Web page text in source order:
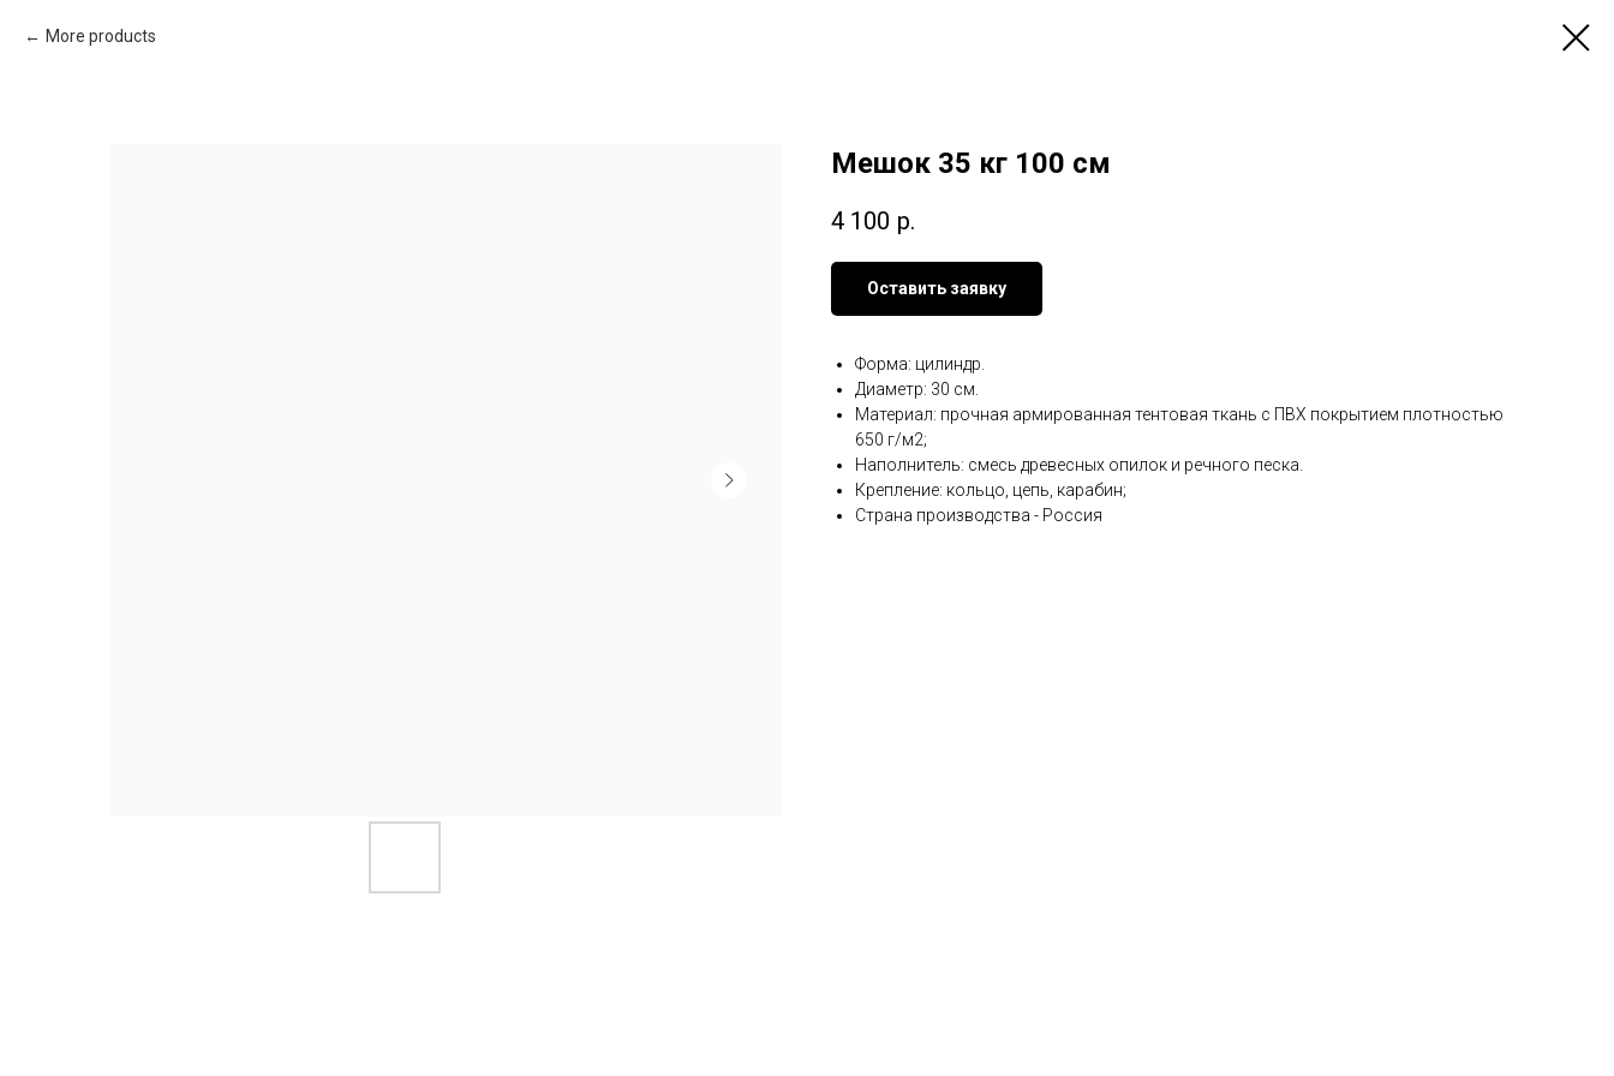
More products
Мешок 35 кг 100 см
4 100 р.
Оставить заявку
Форма: цилиндр.
Диаметр: 30 см.
Материал: прочная армированная тентовая ткань с ПВХ покрытием плотностью
650 г/м2;
Наполнитель: смесь древесных опилок и речного песка.
Крепление: кольцо, цепь, карабин;
Страна производства - Россия